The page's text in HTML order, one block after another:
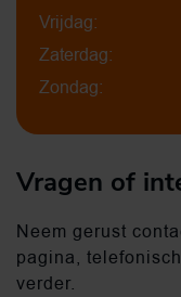
Vrijdag:
Zaterdag:
Zondag:
Vragen of
Neem gerust
pagina,
verder.